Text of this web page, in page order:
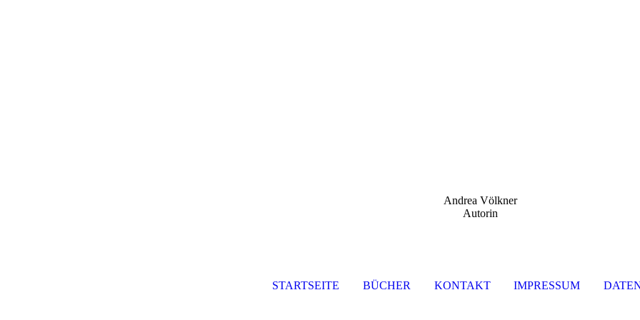
Andrea Völkner
Autorin
STARTSEITE BÜCHER KONTAKT IMPRESSUM